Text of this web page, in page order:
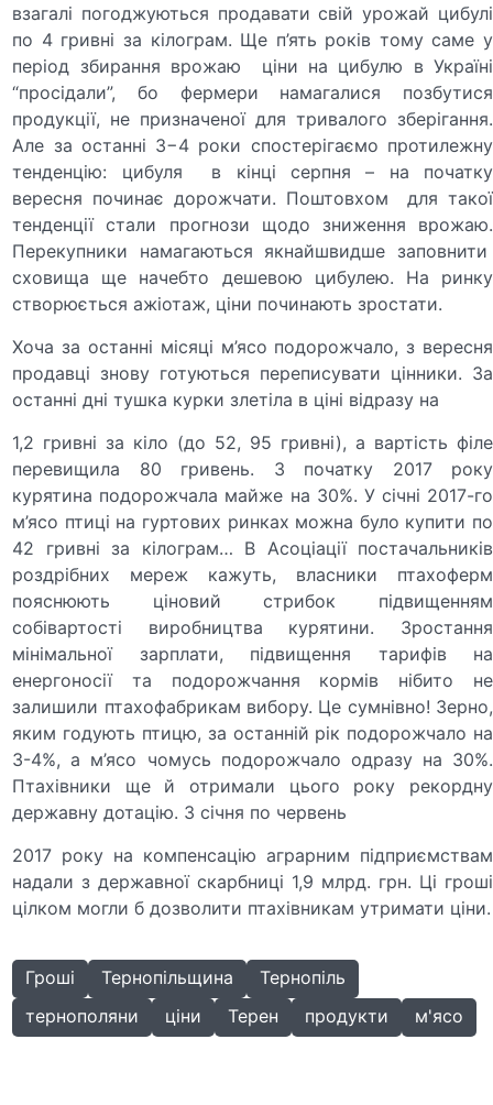
взагалі погоджуються продавати свій урожай цибулі
по 4 гривні за кілограм. Ще п’ять років тому саме у
період збирання врожаю ціни на цибулю в Україні
“просідали”, бо фермери намагалися позбутися
продукції, не призначеної для тривалого зберігання.
Але за останні 3−4 роки спостерігаємо протилежну
тенденцію: цибуля в кінці серпня – на початку
вересня починає дорожчати. Поштовхом для такої
тенденції стали прогнози щодо зниження врожаю.
Перекупники намагаються якнайшвидше заповнити
сховища ще начебто дешевою цибулею. На ринку
створюється ажіотаж, ціни починають зростати.
Хоча за останні місяці м’ясо подорожчало, з вересня
продавці знову готуються переписувати цінники. За
останні дні тушка курки злетіла в ціні відразу на
1,2 гривні за кіло (до 52, 95 гривні), а вартість філе
перевищила 80 гривень. З початку 2017 року
курятина подорожчала майже на 30%. У січні 2017-го
м’ясо птиці на гуртових ринках можна було купити по
42 гривні за кілограм… В Асоціації постачальників
роздрібних мереж кажуть, власники птахоферм
пояснюють ціновий стрибок підвищенням
собівартості виробництва курятини. Зростання
мінімальної зарплати, підвищення тарифів на
енергоносії та подорожчання кормів нібито не
залишили птахофабрикам вибору. Це сумнівно! Зерно,
яким годують птицю, за останній рік подорожчало на
3-4%, а м’ясо чомусь подорожчало одразу на 30%.
Птахівники ще й отримали цього року рекордну
державну дотацію. З січня по червень
2017 року на компенсацію аграрним підприємствам
надали з державної скарбниці 1,9 млрд. грн. Ці гроші
цілком могли б дозволити птахівникам утримати ціни.
Гроші Тернопільщина
Тернопіль
тернополяни
ціни Терен продукти м'ясо